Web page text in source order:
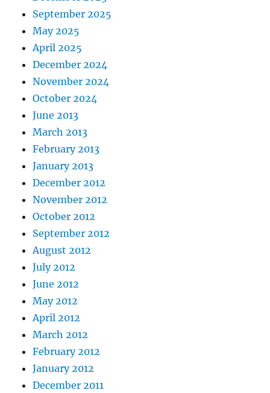
September 2025
May 2025
April 2025
December 2024
November 2024
October 2024
June 2013
March 2013
February 2013
January 2013
December 2012
November 2012
October 2012
September 2012
August 2012
July 2012
June 2012
May 2012
April 2012
March 2012
February 2012
January 2012
December 2011